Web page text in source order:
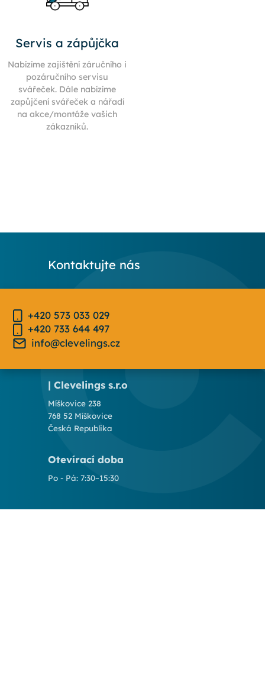
Servis a zápůjčka
Nabízíme zajištění záručního i
pozáručního servisu
svářeček. Dále nabízíme
zapůjčení svářeček a nářadí
na akce/montáže vašich
zákazníků.
Kontaktujte nás
+420 573 033 029
+420 733 644 497
info@clevelings.cz
| Clevelings s.r.o
Míškovice 238
768 52 Míškovice
Česká Republika
Otevírací doba
Po - Pá: 7:30–15:30